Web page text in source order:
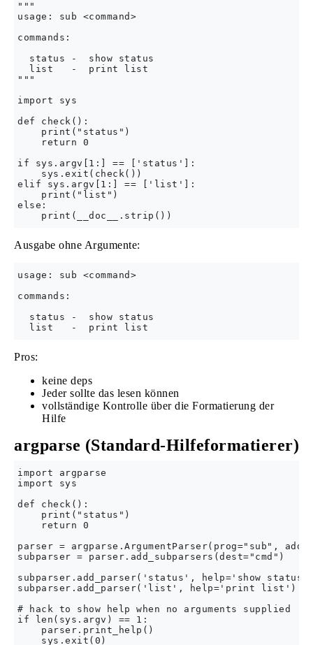
"""
usage: sub <command>
commands:
  status -  show status
  list   -  print list
"""
import sys
def check():
    print("status")
    return 0
if sys.argv[1:] == ['status']:
    sys.exit(check())
elif sys.argv[1:] == ['list']:
    print("list")
else:
Ausgabe ohne Argumente:
usage: sub <command>
commands:
  status -  show status
Pros:
keine deps
Jeder sollte das lesen können
vollständige Kontrolle über die Formatierung der
Hilfe
argparse (Standard-Hilfeformatierer)
import argparse
import sys
def check():
    print("status")
    return 0
parser = argparse.ArgumentParser(prog="sub",
subparser = parser.add_subparsers(dest="cmd")
subparser.add_parser('status', help='show
subparser.add_parser('list', help='print list')
# hack to show help when no arguments supplied
if len(sys.argv) == 1:
    parser.print_help()
    sys.exit(0)